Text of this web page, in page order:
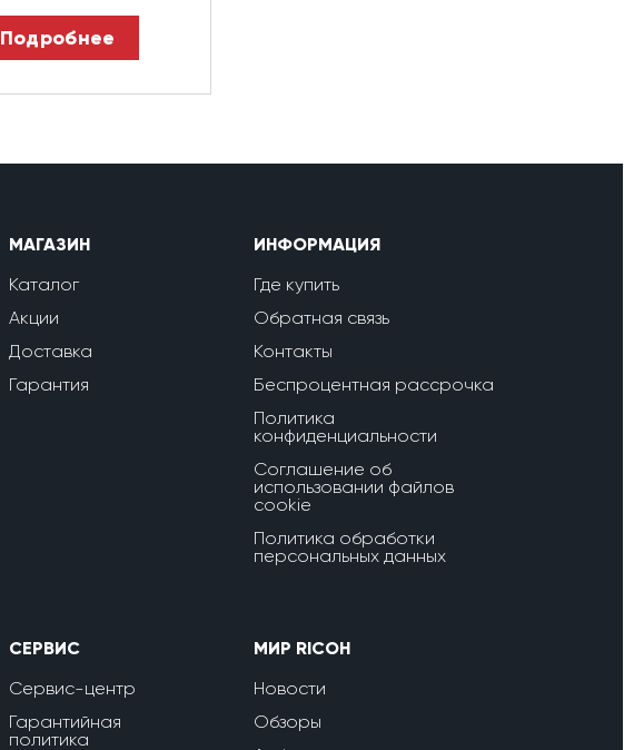
Подробнее
МАГАЗИН
Каталог
Акции
Доставка
Гарантия
ИНФОРМАЦИЯ
Где купить
Обратная связь
Контакты
Беспроцентная рассрочка
Политика
конфиденциальности
Соглашение об
использовании файлов
cookie
Политика обработки
персональных данных
СЕРВИС
Сервис-центр
Гарантийная
политика
МИР RICOH
Новости
Обзоры